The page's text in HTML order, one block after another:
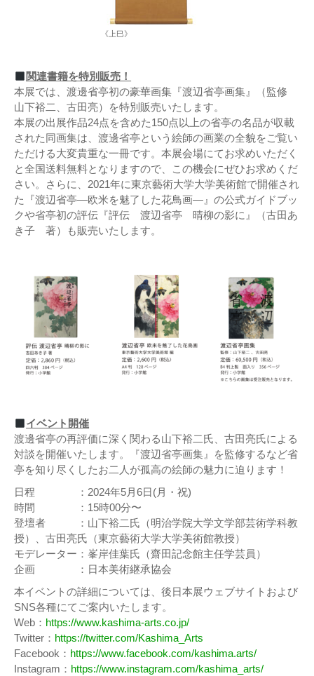
《上巳》
関連書籍を特別販売！
本展では、渡邊省亭初の豪華画集『渡辺省亭画集』（監修
山下裕二、古田亮）を特別販売いたします。
本展の出展作品24点を含めた150点以上の省亭の名品が収載
された同画集は、渡邊省亭という絵師の画業の全貌をご覧い
ただける大変貴重な一冊です。本展会場にてお求めいただく
と全国送料無料となりますので、この機会にぜひお求めくだ
さい。さらに、2021年に東京藝術大学大学美術館で開催され
た『渡辺省亭—欧米を魅了した花鳥画—』の公式ガイドブッ
クや省亭初の評伝『評伝 渡辺省亭 晴柳の影に』（古田あ
き子 著）も販売いたします。
イベント開催
渡邊省亭の再評価に深く関わる山下裕二氏、古田亮氏による
対談を開催いたします。『渡辺省亭画集』を監修するなど省
亭を知り尽くしたお二人が孤高の絵師の魅力に迫ります！
日程 ：2024年5月6日(月・祝)
時間 ：15時00分〜
登壇者 ：山下裕二氏（明治学院大学文学部芸術学科教
授）、古田亮氏（東京藝術大学大学美術館教授）
モデレーター：峯岸佳葉氏（齋田記念館主任学芸員）
企画 ：日本美術継承協会
本イベントの詳細については、後日本展ウェブサイトおよび
SNS各種にてご案内いたします。
Web： https://www.kashima-arts.co.jp/
Twitter： https://twitter.com/Kashima_Arts
Facebook： https://www.facebook.com/kashima.arts/
Instagram： https://www.instagram.com/kashima_arts/